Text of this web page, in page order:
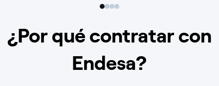
¿Por qué contratar con
Endesa?